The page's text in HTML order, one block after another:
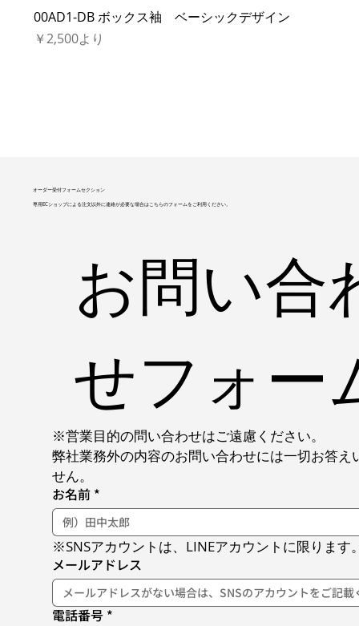
オーダー受付フォームセクション
専用ECショップによる注文以外に連絡が必要な場合はこちらのフォームをご利用ください。
お問い合
せフォー
※営業目的の問い合わせはご遠慮ください。
弊社業務外の内容のお問い合わせには一切お答え
せん。
お名前 *
※SNSアカウントは、LINEアカウントに限ります
メールアドレス
電話番号 *
00AD1-DB ボックス袖 ベーシックデザイン
￥2,500より
セール価格